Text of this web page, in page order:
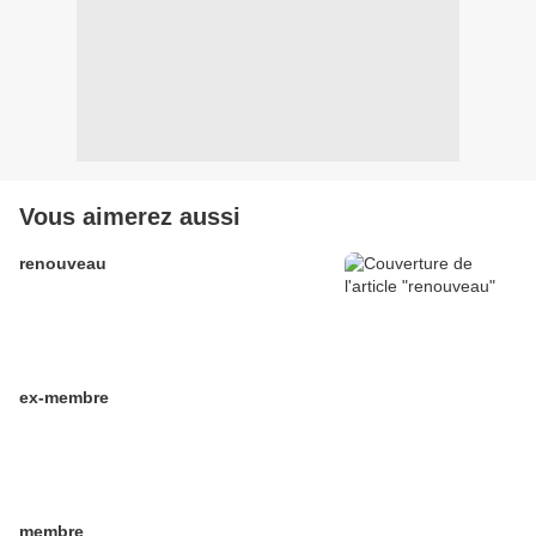
Vous aimerez aussi
renouveau
ex-membre
membre